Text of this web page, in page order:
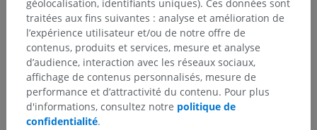
N’hésitez pas à nous suggérer une correction, une
traduction, une amélioration de contenu.
Signaler un problème
TÉLÉCHARGEZ L'APPLI
géolocalisation, identifiants uniques). Ces données sont
traitées aux fins suivantes : analyse et amélioration de
l’expérience utilisateur et/ou de notre offre de
contenus, produits et services, mesure et analyse
d’audience, interaction avec les réseaux sociaux,
affichage de contenus personnalisés, mesure de
performance et d’attractivité du contenu. Pour plus
d'informations, consultez notre politique de
confidentialité.